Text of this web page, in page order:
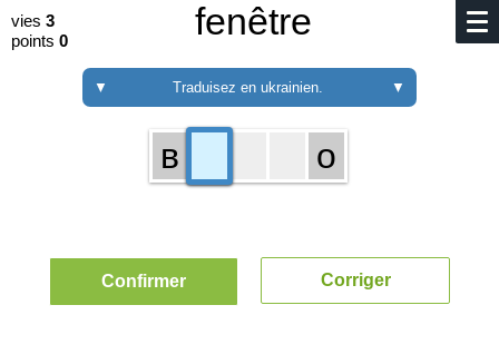
vies 3
points 0 fenêtre
▼ Traduisez en ukrainien. ▼